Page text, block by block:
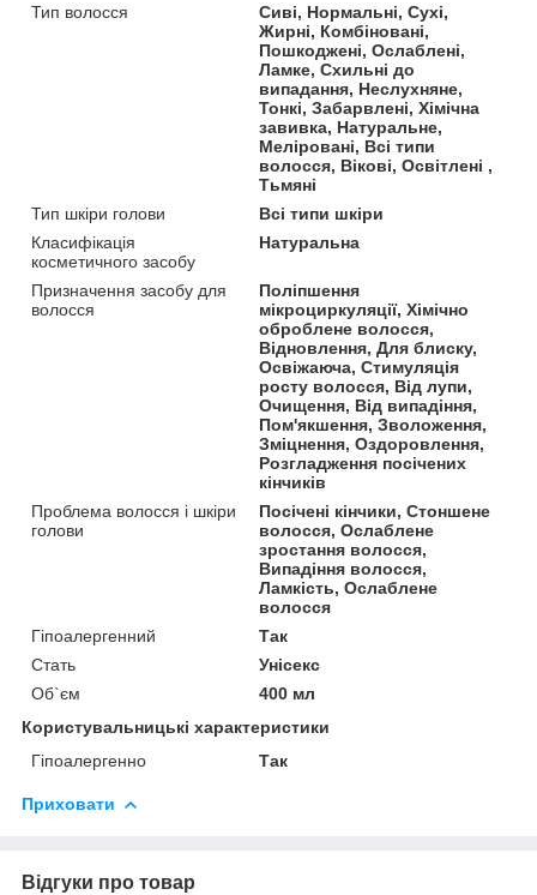
Тип волосся
Сиві, Нормальні, Сухі,
Жирні, Комбіновані,
Пошкоджені, Ослаблені,
Ламке, Схильні до
випадання, Неслухняне,
Тонкі, Забарвлені, Хімічна
завивка, Натуральне,
Меліровані, Всі типи
волосся, Вікові, Освітлені ,
Тьмяні
Тип шкіри голови
Всі типи шкіри
Класифікація
косметичного засобу
Натуральна
Призначення засобу для
волосся
Поліпшення
мікроциркуляції, Хімічно
оброблене волосся,
Відновлення, Для блиску,
Освіжаюча, Стимуляція
росту волосся, Від лупи,
Очищення, Від випадіння,
Пом'якшення, Зволоження,
Зміцнення, Оздоровлення,
Розгладження посічених
кінчиків
Проблема волосся і шкіри
голови
Посічені кінчики, Стоншене
волосся, Ослаблене
зростання волосся,
Випадіння волосся,
Ламкість, Ослаблене
волосся
Гіпоалергенний
Так
Стать
Унісекс
Об`єм
400 мл
Користувальницькі характеристики
Гіпоалергенно
Так
Приховати
Відгуки про товар